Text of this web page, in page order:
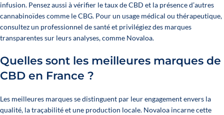
infusion. Pensez aussi à vérifier le taux de CBD et la présence d’autres
cannabinoïdes comme le CBG. Pour un usage médical ou thérapeutique,
consultez un professionnel de santé et privilégiez des marques
transparentes sur leurs analyses, comme Novaloa.
Quelles sont les meilleures marques de
CBD en France ?
Les meilleures marques se distinguent par leur engagement envers la
qualité, la traçabilité et une production locale. Novaloa incarne cette